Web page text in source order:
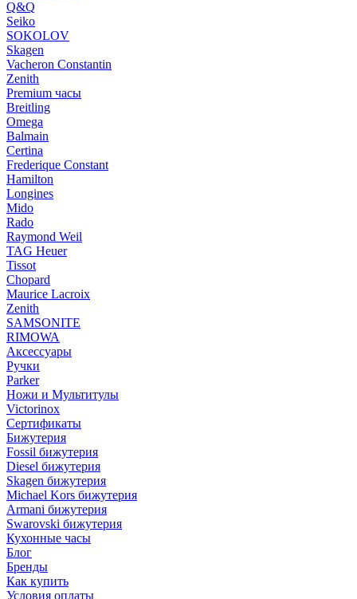
Q&Q
Seiko
SOKOLOV
Skagen
Vacheron Constantin
Zenith
Premium часы
Breitling
Omega
Balmain
Certina
Frederique Constant
Hamilton
Longines
Mido
Rado
Raymond Weil
TAG Heuer
Tissot
Chopard
Maurice Lacroix
Zenith
SAMSONITE
RIMOWA
Аксессуары
Ручки
Parker
Ножи и Мультитулы
Victorinox
Сертификаты
Бижутерия
Fossil бижутерия
Diesel бижутерия
Skagen бижутерия
Michael Kors бижутерия
Armani бижутерия
Swarovski бижутерия
Кухонные часы
Блог
Бренды
Как купить
Условия оплаты